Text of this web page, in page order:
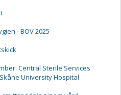
- BOV 2025
Central Sterile Services
University Hospital